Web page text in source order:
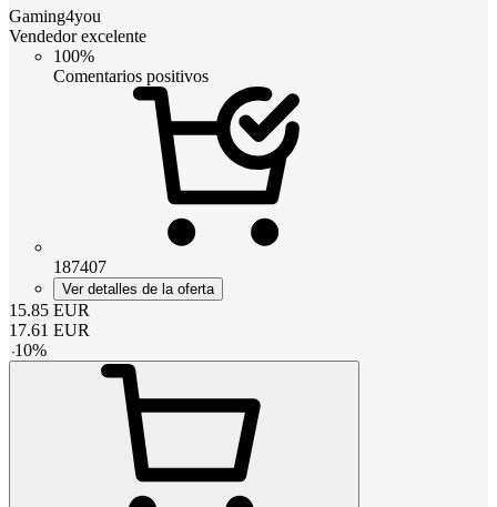
Gaming4you
Vendedor excelente
100%
Comentarios positivos
187407
Ver detalles de la oferta
15.85 EUR
17.61 EUR
-10%